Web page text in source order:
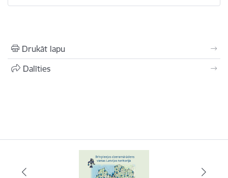
Drukāt lapu
Dalīties